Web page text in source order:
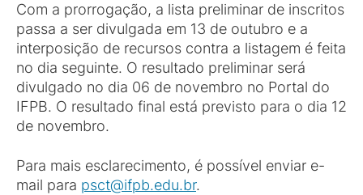
Com a prorrogação, a lista preliminar de inscritos
passa a ser divulgada em 13 de outubro e a
interposição de recursos contra a listagem é feita
no dia seguinte. O resultado preliminar será
divulgado no dia 06 de novembro no Portal do
IFPB. O resultado final está previsto para o dia 12
de novembro.
Para mais esclarecimento, é possível enviar e-
mail para psct@ifpb.edu.br.